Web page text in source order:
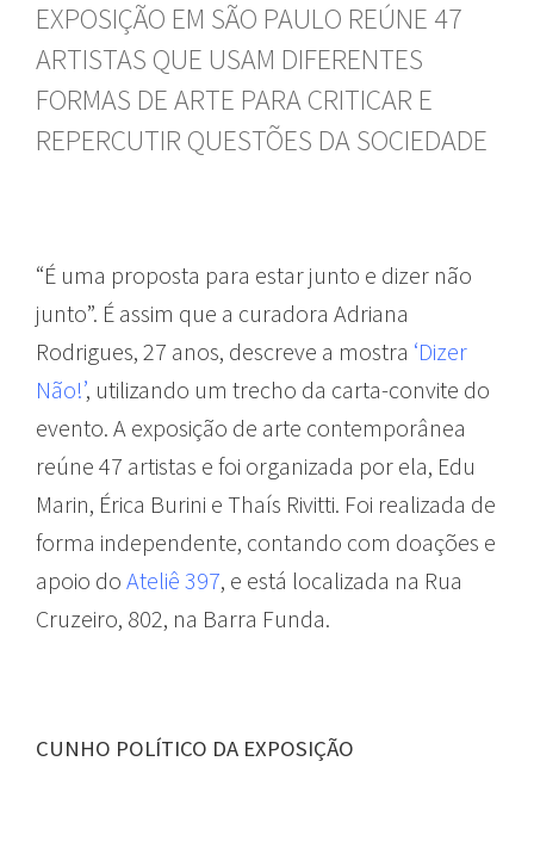
EXPOSIÇÃO EM SÃO PAULO REÚNE 47
ARTISTAS QUE USAM DIFERENTES
FORMAS DE ARTE PARA CRITICAR E
REPERCUTIR QUESTÕES DA SOCIEDADE
“É uma proposta para estar junto e dizer não
junto”. É assim que a curadora Adriana
Rodrigues, 27 anos, descreve a mostra ‘Dizer
Não!’, utilizando um trecho da carta-convite do
evento. A exposição de arte contemporânea
reúne 47 artistas e foi organizada por ela, Edu
Marin, Érica Burini e Thaís Rivitti. Foi realizada de
forma independente, contando com doações e
apoio do Ateliê 397, e está localizada na Rua
Cruzeiro, 802, na Barra Funda.
CUNHO POLÍTICO DA EXPOSIÇÃO